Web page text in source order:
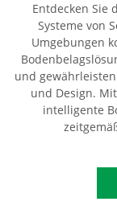
Entdecken Sie
Systeme von
Umgebungen
und
und Design.
intelligente